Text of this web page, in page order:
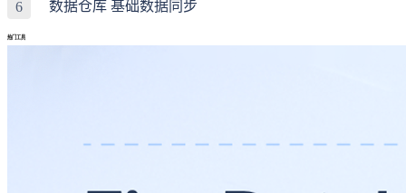
6 数据仓库 基础数据同步
热门工具